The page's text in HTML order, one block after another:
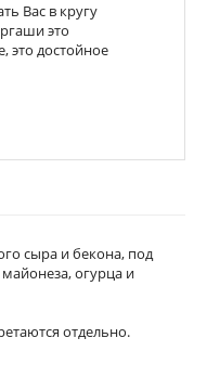
Вас в кругу
это
это достойное
сыра и бекона, под
огурца и
отдельно.